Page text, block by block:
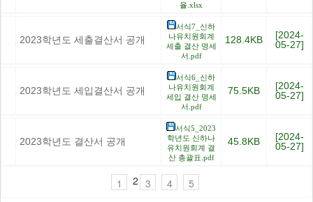
율.xlsx
2023학년도 세출결산서 공개
서식7_신하
나유치원회계
세출 결산 명세
서.pdf
128.4KB
[2024-
05-27]
2023학년도 세입결산서 공개
서식6_신하
나유치원회계
세입 결산 명세
서.pdf
75.5KB
[2024-
05-27]
2023학년도 결산서 공개
서식5_2023
학년도 신하나
유치원회계 결
산 총괄표.pdf
45.8KB
[2024-
05-27]
1 2 3 4 5